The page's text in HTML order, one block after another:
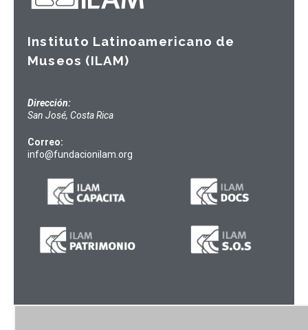
Instituto Latinoamericano de
Museos (ILAM)
Dirección:
San José, Costa Rica
Correo:
info@fundacionilam.org